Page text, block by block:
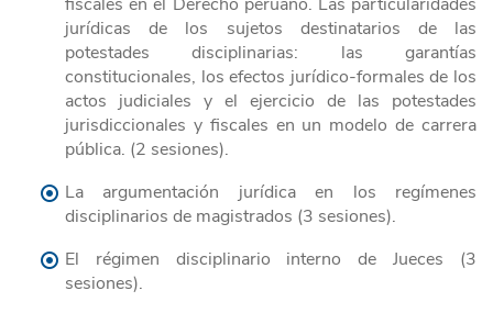
jurídicas de los sujetos destinatarios de las
potestades disciplinarias: las garantías
constitucionales, los efectos jurídico-formales de los
actos judiciales y el ejercicio de las potestades
jurisdiccionales y fiscales en un modelo de carrera
pública. (2 sesiones).
La argumentación jurídica en los regímenes
disciplinarios de magistrados (3 sesiones).
El régimen disciplinario interno de Jueces (3
sesiones).